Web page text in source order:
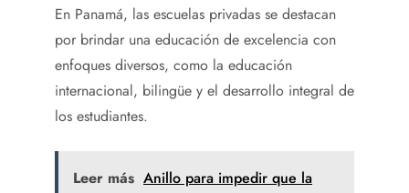
En Panamá, las escuelas privadas se destacan
por brindar una educación de excelencia con
enfoques diversos, como la educación
internacional, bilingüe y el desarrollo integral de
los estudiantes.
Leer más Anillo para impedir que la